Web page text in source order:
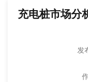
充电桩市场分
发